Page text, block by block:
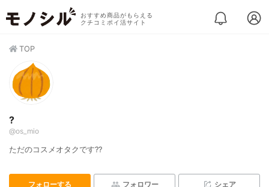
おすすめ商品がもらえる
クチコミポイ活サイト
TOP
?
@os_mio
ただのコスメオタクです??
フォローする フォロワー シェア